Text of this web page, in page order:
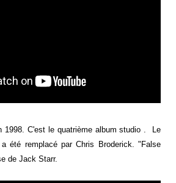
1998. C'est le quatrième album studio . Le
été remplacé par Chris Broderick. "False
de Jack Starr.